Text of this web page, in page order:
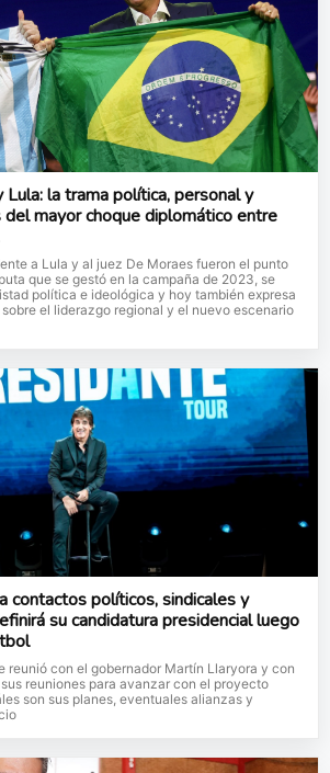
la trama política, personal y
mayor choque diplomático entre
a Lula y al juez De Moraes fueron el punto
que se gestó en la campaña de 2023, se
política e ideológica y hoy también expresa
el liderazgo regional y el nuevo escenario
contactos políticos, sindicales y
su candidatura presidencial luego
reunió con el gobernador Martín Llaryora y con
reuniones para avanzar con el proyecto
son sus planes, eventuales alianzas y